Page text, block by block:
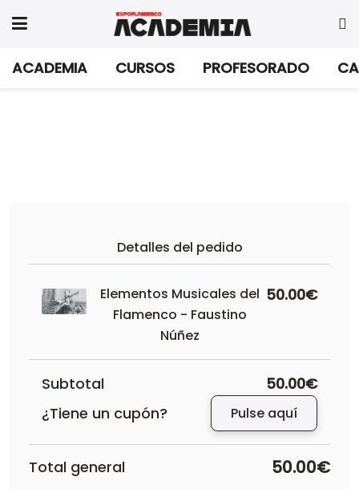
ACADEMIA CURSOS PROFESORADO
Detalles del pedido
Elementos Musicales del
Flamenco - Faustino
Núñez
50.00€
Subtotal
50.00€
¿Tiene un cupón?
Pulse aquí
Total general 50.00€